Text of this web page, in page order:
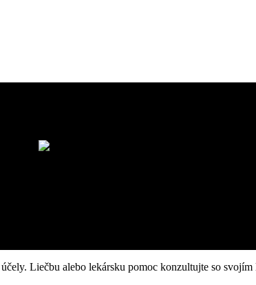
Liečbu alebo lekársku pomoc konzultujte so svojím